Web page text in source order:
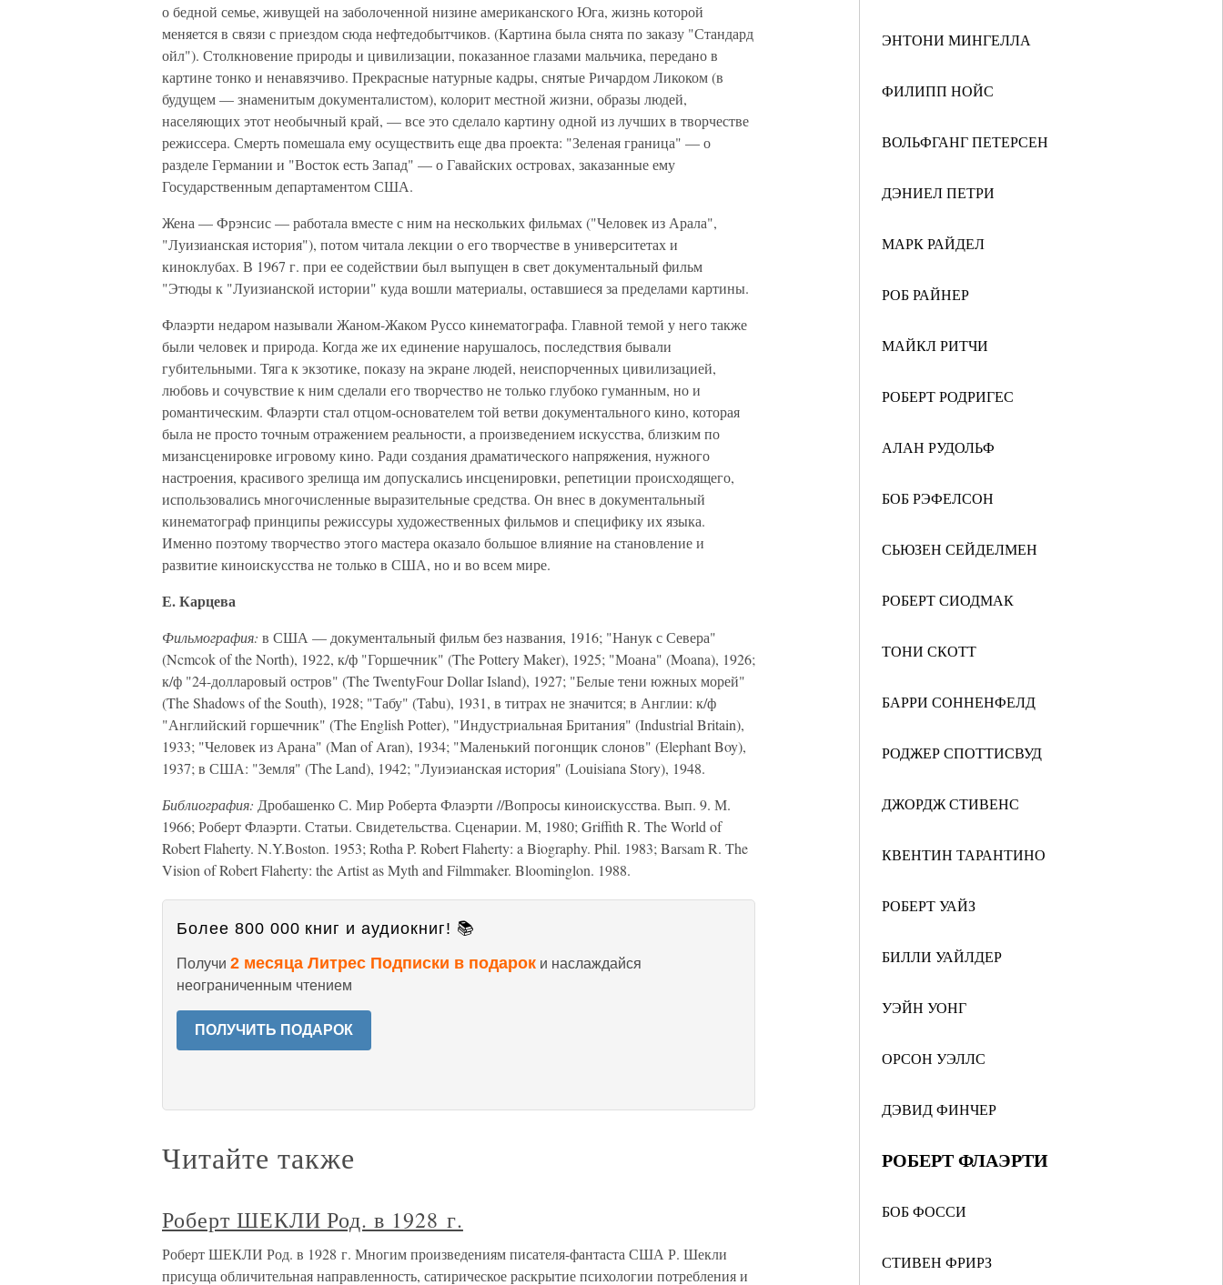
ЭНТОНИ МИНГЕЛЛА
ФИЛИПП НОЙС
ВОЛЬФГАНГ ПЕТЕРСЕН
ДЭНИЕЛ ПЕТРИ
МАРК РАЙДЕЛ
РОБ РАЙНЕР
МАЙКЛ РИТЧИ
РОБЕРТ РОДРИГЕС
АЛАН РУДОЛЬФ
БОБ РЭФЕЛСОН
СЬЮЗЕН СЕЙДЕЛМЕН
РОБЕРТ СИОДМАК
ТОНИ СКОТТ
БАРРИ СОННЕНФЕЛД
РОДЖЕР СПОТТИСВУД
ДЖОРДЖ СТИВЕНС
КВЕНТИН ТАРАНТИНО
РОБЕРТ УАЙЗ
БИЛЛИ УАЙЛДЕР
УЭЙН УОНГ
ОРСОН УЭЛЛС
ДЭВИД ФИНЧЕР
РОБЕРТ ФЛАЭРТИ
БОБ ФОССИ
СТИВЕН ФРИРЗ
о бедной семье, живущей на заболоченной низине американского Юга, жизнь которой
меняется в связи с приездом сюда нефтедобытчиков. (Картина была снята по заказу "Стандард
ойл"). Столкновение природы и цивилизации, показанное глазами мальчика, передано в
картине тонко и ненавязчиво. Прекрасные натурные кадры, снятые Ричардом Ликоком (в
будущем — знаменитым документалистом), колорит местной жизни, образы людей,
населяющих этот необычный край, — все это сделало картину одной из лучших в творчестве
режиссера. Смерть помешала ему осуществить еще два проекта: "Зеленая граница" — о
разделе Германии и "Восток есть Запад" — о Гавайских островах, заказанные ему
Государственным департаментом США.
Жена — Фрэнсис — работала вместе с ним на нескольких фильмах ("Человек из Арала",
"Луизианская история"), потом читала лекции о его творчестве в университетах и
киноклубах. В 1967 г. при ее содействии был выпущен в свет документальный фильм
"Этюды к "Луизианской истории" куда вошли материалы, оставшиеся за пределами картины.
Флаэрти недаром называли Жаном-Жаком Руссо кинематографа. Главной темой у него также
были человек и природа. Когда же их единение нарушалось, последствия бывали
губительными. Тяга к экзотике, показу на экране людей, неиспорченных цивилизацией,
любовь и сочувствие к ним сделали его творчество не только глубоко гуманным, но и
романтическим. Флаэрти стал отцом-основателем той ветви документального кино, которая
была не просто точным отражением реальности, а произведением искусства, близким по
мизансценировке игровому кино. Ради создания драматического напряжения, нужного
настроения, красивого зрелища им допускались инсценировки, репетиции происходящего,
использовались многочисленные выразительные средства. Он внес в документальный
кинематограф принципы режиссуры художественных фильмов и специфику их языка.
Именно поэтому творчество этого мастера оказало большое влияние на становление и
развитие киноискусства не только в США, но и во всем мире.
Е. Карцева
Фильмография: в США — документальный фильм без названия, 1916; "Нанук с Севера"
(Ncmcok of the North), 1922, к/ф "Горшечник" (The Pottery Maker), 1925; "Моана" (Moana), 1926;
к/ф "24-долларовый остров" (The TwentyFour Dollar Island), 1927; "Белые тени южных морей"
(The Shadows of the South), 1928; "Табу" (Tabu), 1931, в титрах не значится; в Англии: к/ф
"Английский горшечник" (The English Potter), "Индустриальная Британия" (Industrial Britain),
1933; "Человек из Арана" (Man of Aran), 1934; "Маленький погонщик слонов" (Elephant Boy),
1937; в США: "Земля" (The Land), 1942; "Луиэианская история" (Louisiana Story), 1948.
Библиография: Дробашенко С. Мир Роберта Флаэрти //Вопросы киноискусства. Вып. 9. М.
1966; Роберт Флаэрти. Статьи. Свидетельства. Сценарии. М, 1980; Griffith R. The World of
Robert Flaherty. N.Y.Boston. 1953; Rotha P. Robert Flaherty: a Biography. Phil. 1983; Barsam R. The
Vision of Robert Flaherty: the Artist as Myth and Filmmaker. Bloominglon. 1988.
Более 800 000 книг и аудиокниг! 📚
Получи 2 месяца Литрес Подписки в подарок и наслаждайся
неограниченным чтением
ПОЛУЧИТЬ ПОДАРОК
Читайте также
Роберт ШЕКЛИ Род. в 1928 г.
Роберт ШЕКЛИ Род. в 1928 г. Многим произведениям писателя-фантаста США Р. Шекли
присуща обличительная направленность, сатирическое раскрытие психологии потребления и